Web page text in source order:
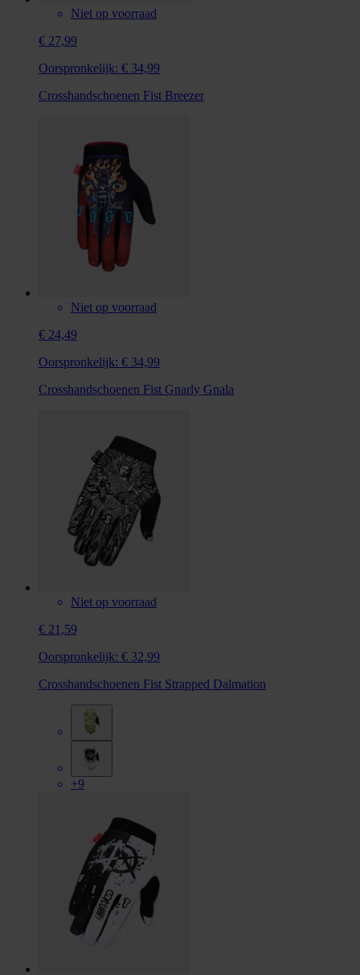
Niet op voorraad
€ 27,99
Oorspronkelijk: € 34,99
Crosshandschoenen Fist Breezer
Niet op voorraad
€ 24,49
Oorspronkelijk: € 34,99
Crosshandschoenen Fist Gnarly Gnala
Niet op voorraad
€ 21,59
Oorspronkelijk: € 32,99
Crosshandschoenen Fist Strapped Dalmation
+9